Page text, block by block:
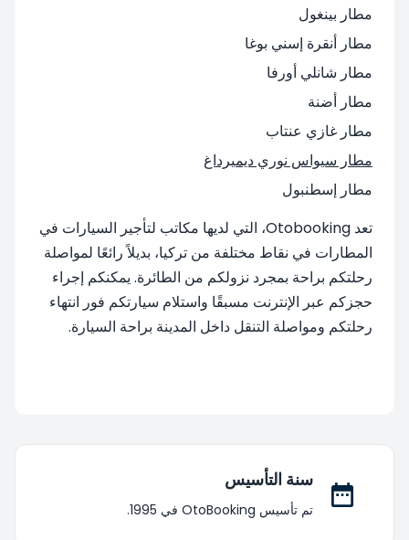
مطار بينغول
مطار أنقرة إسني بوغا
مطار شانلي أورفا
مطار أضنة
مطار غازي عنتاب
مطار سيواس نوري ديميرداغ
مطار إسطنبول
تعد Otobooking، التي لديها مكاتب لتأجير السيارات في
المطارات في نقاط مختلفة من تركيا، بديلاً رائعًا لمواصلة
رحلتكم براحة بمجرد نزولكم من الطائرة. يمكنكم إجراء
حجزكم عبر الإنترنت مسبقًا واستلام سيارتكم فور انتهاء
رحلتكم ومواصلة التنقل داخل المدينة براحة السيارة.
سنة التأسيس
تم تأسيس OtoBooking في 1995.